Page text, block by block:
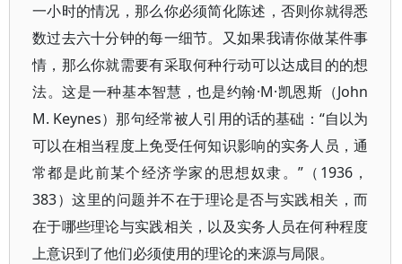
一小时的情况，那么你必须简化陈述，否则你就得悉
数过去六十分钟的每一细节。又如果我请你做某件事
情，那么你就需要有采取何种行动可以达成目的的想
法。这是一种基本智慧，也是约翰·M·凯恩斯（John
M. Keynes）那句经常被人引用的话的基础：“自以为
可以在相当程度上免受任何知识影响的实务人员，通
常都是此前某个经济学家的思想奴隶。”（1936，
383）这里的问题并不在于理论是否与实践相关，而
在于哪些理论与实践相关，以及实务人员在何种程度
上意识到了他们必须使用的理论的来源与局限。